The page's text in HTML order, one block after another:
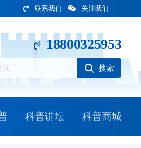
联系我们 关注我们
18800325953
科普讲坛 科普商城